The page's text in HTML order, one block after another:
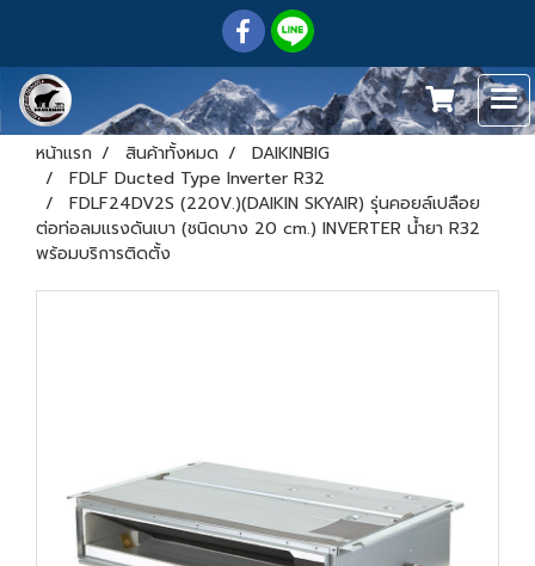
หน้าแรก สินค้าทั้งหมด
DAIKINBIG
FDLF Ducted Type Inverter R32
FDLF24DV2S (220V.)(DAIKIN SKYAIR) รุ่นคอยล์เปลือย
ต่อท่อลมแรงดันเบา (ชนิดบาง 20 cm.) INVERTER น้ำยา R32
พร้อมบริการติดตั้ง